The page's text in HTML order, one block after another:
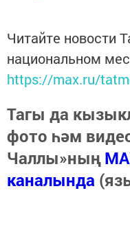
Читайте новости
национальном
https://max.ru/
Тагы да
фото һәм
Чаллы»ның
каналында